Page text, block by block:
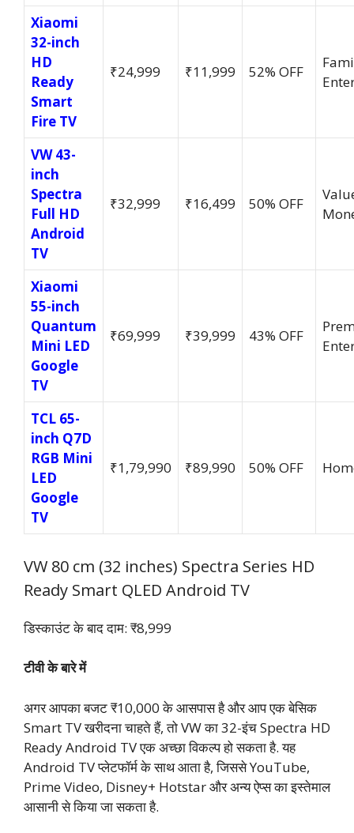
Xiaomi
32-inch
HD
Ready
Smart
Fire TV
₹24,999 ₹11,999 52% OFF
VW 43-
inch
Spectra
Full HD
Android
TV
₹32,999 ₹16,499 50% OFF
Xiaomi
55-inch
Quantum
Mini LED
Google
TV
₹69,999 ₹39,999 43% OFF
TCL 65-
inch Q7D
RGB Mini
LED
Google
TV
₹1,79,990 ₹89,990 50% OFF
VW 80 cm (32 inches) Spectra Series HD
Ready Smart QLED Android TV
डिस्काउंट के बाद दाम: ₹8,999
टीवी के बारे में
अगर आपका बजट ₹10,000 के आसपास है और आप एक बेसिक
Smart TV खरीदना चाहते हैं, तो VW का 32-इंच Spectra HD
Ready Android TV एक अच्छा विकल्प हो सकता है. यह
Android TV प्लेटफॉर्म के साथ आता है, जिससे YouTube,
Prime Video, Disney+ Hotstar और अन्य ऐप्स का इस्तेमाल
आसानी से किया जा सकता है.